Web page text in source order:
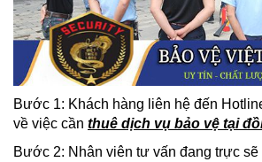
Bước 1: Khách hàng liên hệ đến
về việc cần thuê dịch vụ bảo vệ tại
Bước 2: Nhân viên tư vấn đang trực sẽ